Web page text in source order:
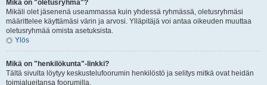
Mikä on "oletusryhmä"?
Mikäli olet jäsenenä useammassa kuin yhdessä ryhmässä, oletusryhmäsi
määrittelee käyttämäsi värin ja arvosi. Ylläpitäjä voi antaa oikeuden muuttaa
oletusryhmää omista asetuksista.
Ylös
Mikä on "henkilökunta"-linkki?
Tältä sivulta löytyy keskustelufoorumin henkilöstö ja selitys mitkä ovat heidän
toimialueitansa foorumilla.